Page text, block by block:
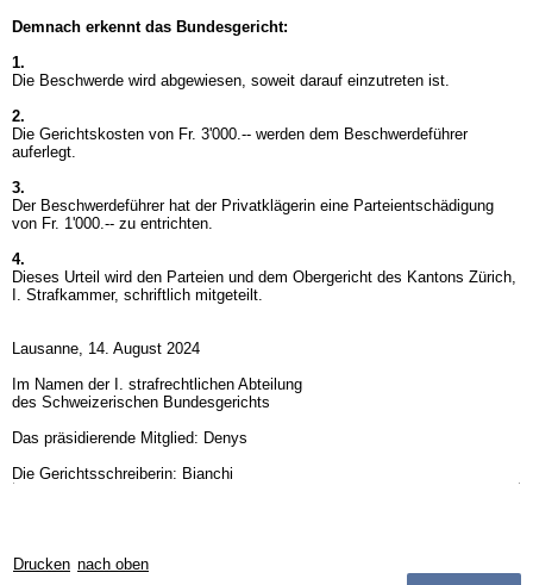
Demnach erkennt das Bundesgericht:
1.
Die Beschwerde wird abgewiesen, soweit darauf einzutreten ist.
2.
Die Gerichtskosten von Fr. 3'000.-- werden dem Beschwerdeführer
auferlegt.
3.
Der Beschwerdeführer hat der Privatklägerin eine Parteientschädigung
von Fr. 1'000.-- zu entrichten.
4.
Dieses Urteil wird den Parteien und dem Obergericht des Kantons Zürich,
I. Strafkammer, schriftlich mitgeteilt.
Lausanne, 14. August 2024
Im Namen der I. strafrechtlichen Abteilung
des Schweizerischen Bundesgerichts
Das präsidierende Mitglied: Denys
Die Gerichtsschreiberin: Bianchi
Drucken nach oben